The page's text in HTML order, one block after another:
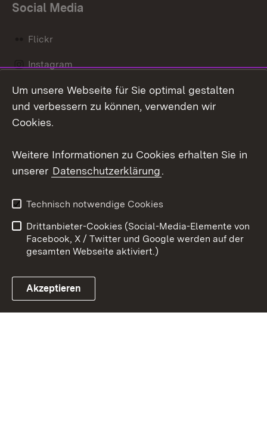
Social Media
Flickr
Instagram
Social Wall
Link zum Landesportal
Barrierefreiheit
Benutzungshinweise
Impressum
Cookies
Um unsere Webseite für Sie optimal gestalten
und verbessern zu können, verwenden wir
Cookies.
Weitere Informationen zu Cookies erhalten Sie in
unserer Datenschutzerklärung.
Technisch notwendige Cookies
Drittanbieter-Cookies (Social-Media-Elemente von
Facebook, X / Twitter und Google werden auf der
gesamten Webseite aktiviert.)
Akzeptieren